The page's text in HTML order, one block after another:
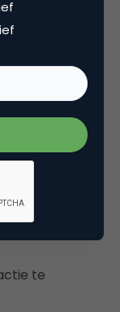
voor 😉
te